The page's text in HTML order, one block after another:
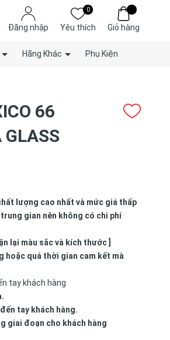
Đăng nhập
0
Yêu thích Giỏ hàng
Hãng Khác Phụ Kiện
66
GLASS
lượng cao nhất và mức giá thấp
gian nên không có chi phí
lại màu sắc và kích thước ]
hoặc quá thời gian cam kết mà
tay khách hàng
tay khách hàng.
giai đoạn cho khách hàng